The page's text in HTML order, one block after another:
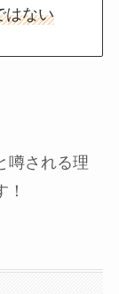
はない
噂される理